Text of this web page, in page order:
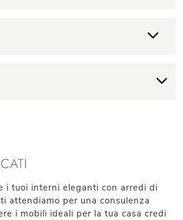
i tuoi interni eleganti con arredi di
attendiamo per una consulenza
i mobili ideali per la tua casa credi